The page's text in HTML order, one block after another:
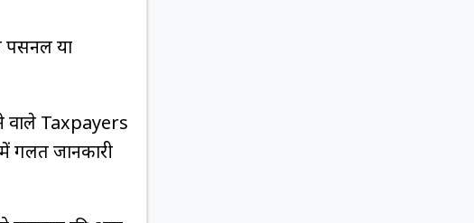
या
वाले Taxpayers
गलत जानकारी